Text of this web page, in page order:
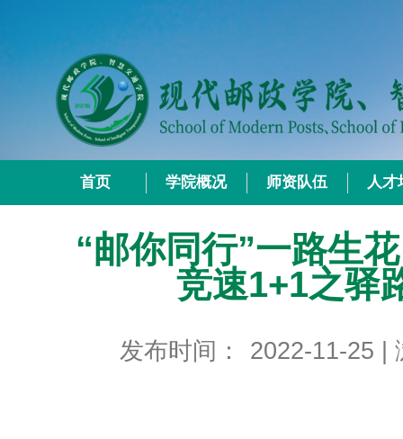
首页 学院概况 师资队伍 人才
“邮你同行”一路生
竞速1+1之驿
发布时间： 2022-11-25